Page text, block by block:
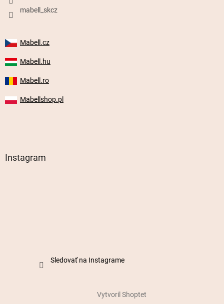
mabell_skcz
Mabell.cz
Mabell.hu
Mabell.ro
Mabellshop.pl
Instagram
Sledovať na Instagrame
Vytvoril Shoptet